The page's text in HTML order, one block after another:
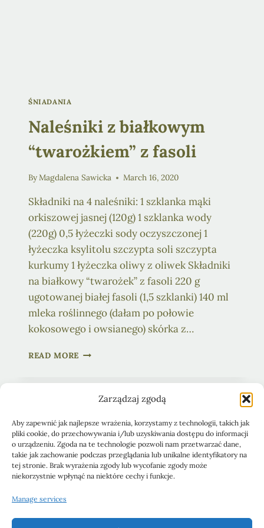
Zarządzaj zgodą
Aby zapewnić jak najlepsze wrażenia, korzystamy z technologii, takich jak
pliki cookie, do przechowywania i/lub uzyskiwania dostępu do informacji
o urządzeniu. Zgoda na te technologie pozwoli nam przetwarzać dane,
takie jak zachowanie podczas przeglądania lub unikalne identyfikatory na
tej stronie. Brak wyrażenia zgody lub wycofanie zgody może
niekorzystnie wpłynąć na niektóre cechy i funkcje.
Manage services
ŚNIADANIA
Naleśniki z białkowym
“twarożkiem” z fasoli
ByMagdalena Sawicka March 16, 2020
Składniki na 4 naleśniki: 1 szklanka mąki
orkiszowej jasnej (120g) 1 szklanka wody
(220g) 0,5 łyżeczki sody oczyszczonej 1
łyżeczka ksylitolu szczypta soli szczypta
kurkumy 1 łyżeczka oliwy z oliwek Składniki
na białkowy “twarożek” z fasoli 220 g
ugotowanej białej fasoli (1,5 szklanki) 140 ml
mleka roślinnego (dałam po połowie
kokosowego i owsianego) skórka z…
READ MORE NALEŚNIKI
Obiady Ciasta i desery
Śniadania
Pasty kanapkowe
Przystawki Sałatki